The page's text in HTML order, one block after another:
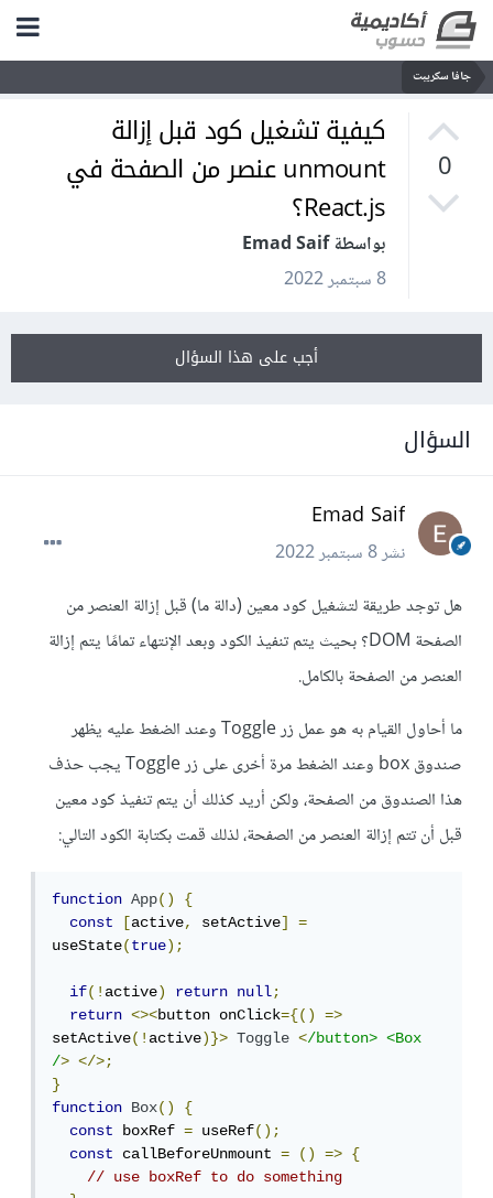
جافا سكريبت
0
كيفية تشغيل كود قبل إزالة
unmount عنصر من الصفحة في
React.js؟
بواسطة Emad Saif
8 سبتمبر 2022
أجب على هذا السؤال
السؤال
Emad Saif
نشر8 سبتمبر 2022
هل توجد طريقة لتشغيل كود معين (دالة ما) قبل إزالة العنصر من
الصفحة DOM؟ بحيث يتم تنفيذ الكود وبعد الإنتهاء تمامًا يتم إزالة
العنصر من الصفحة بالكامل.
ما أحاول القيام به هو عمل زر Toggle وعند الضغط عليه يظهر
صندوق box وعند الضغط مرة أخرى على زر Toggle يجب حذف
هذا الصندوق من الصفحة، ولكن أريد كذلك أن يتم تنفيذ كود معين
قبل أن تتم إزالة العنصر من الصفحة، لذلك قمت بكتابة الكود التالي:
function App()
{
const
[active, setActive]
=
useState(true);
if(!active) return null;
return
<><button onClick={()
=>
setActive(!active)}> Toggle </button> <Box
/>
</>;
}
function
Box()
{
const
boxRef = useRef();
const
callBeforeUnmount = () =>
{
// use boxRef to do something